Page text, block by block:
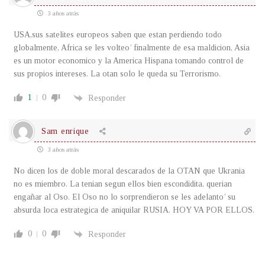
3 años atrás
USA,sus satelites europeos saben que estan perdiendo todo
globalmente, Africa se les volteo’ finalmente de esa maldicion, Asia
es un motor economico y la America Hispana tomando control de
sus propios intereses. La otan solo le queda su Terrorismo.
1 0 Responder
Sam enrique
3 años atrás
No dicen los de doble moral descarados de la OTAN que Ukrania
no es miembro. La tenian segun ellos bien escondidita, querian
engañar al Oso. El Oso no lo sorprendieron se les adelanto’ su
absurda loca estrategica de aniquilar RUSIA. HOY VA POR ELLOS.
0 0 Responder